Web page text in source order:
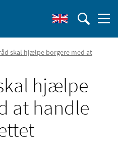
skal hjælpe borgere med at
hjælpe
at handle